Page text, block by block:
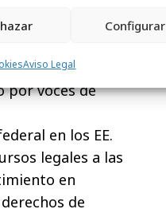
Configurar
Aviso Legal
en el CES:
and the
a la IA y
por voces de
en los EE.
legales a las
en
de